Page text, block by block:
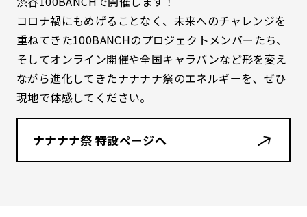
コロナ禍にもめげることなく、未来へのチャレンジを
重ねてきた100BANCHのプロジェクトメンバーたち、
そしてオンライン開催や全国キャラバンなど形を変え
ながら進化してきたナナナナ祭のエネルギーを、ぜひ
現地で体感してください。
ナナナナ祭 特設ページへ